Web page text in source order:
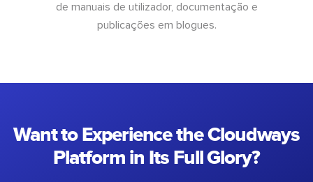
de manuais de utilizador, documentação e
publicações em blogues.
Want to Experience the Cloudways
Platform in Its Full Glory?